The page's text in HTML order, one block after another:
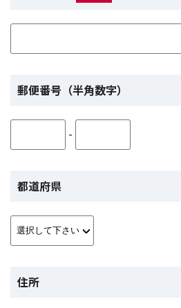
郵便番号（半角数字）
-
都道府県
住所